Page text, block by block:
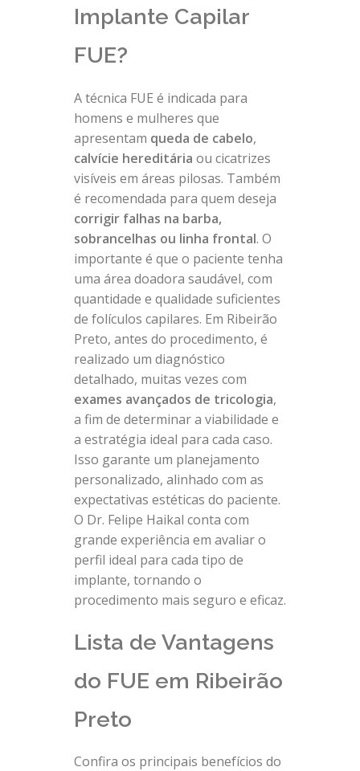
Implante Capilar
FUE?
A técnica FUE é indicada para
homens e mulheres que
apresentam queda de cabelo,
calvície hereditária ou cicatrizes
visíveis em áreas pilosas. Também
é recomendada para quem deseja
corrigir falhas na barba,
sobrancelhas ou linha frontal. O
importante é que o paciente tenha
uma área doadora saudável, com
quantidade e qualidade suficientes
de folículos capilares. Em Ribeirão
Preto, antes do procedimento, é
realizado um diagnóstico
detalhado, muitas vezes com
exames avançados de tricologia,
a fim de determinar a viabilidade e
a estratégia ideal para cada caso.
Isso garante um planejamento
personalizado, alinhado com as
expectativas estéticas do paciente.
O Dr. Felipe Haikal conta com
grande experiência em avaliar o
perfil ideal para cada tipo de
implante, tornando o
procedimento mais seguro e eficaz.
Lista de Vantagens
do FUE em Ribeirão
Preto
Confira os principais benefícios do